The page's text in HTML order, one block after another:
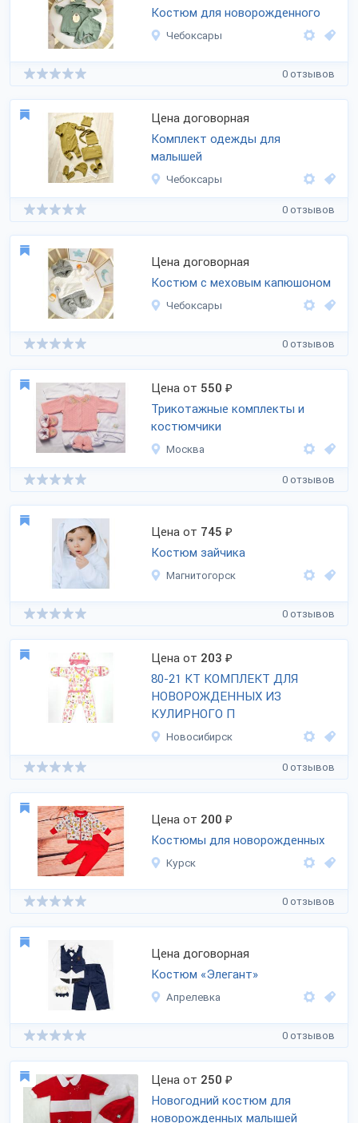
Костюм для новорожденного
Чебоксары
0 отзывов
Цена договорная
Комплект одежды для
малышей
Чебоксары
0 отзывов
Цена договорная
Костюм с меховым капюшоном
Чебоксары
0 отзывов
Цена от 550 ₽
Трикотажные комплекты и
костюмчики
Москва
0 отзывов
Цена от 745 ₽
Костюм зайчика
Магнитогорск
0 отзывов
Цена от 203 ₽
80-21 КТ КОМПЛЕКТ ДЛЯ
НОВОРОЖДЕННЫХ ИЗ
КУЛИРНОГО П
Новосибирск
0 отзывов
Цена от 200 ₽
Костюмы для новорожденных
Курск
0 отзывов
Цена договорная
Костюм «Элегант»
Апрелевка
0 отзывов
Цена от 250 ₽
Новогодний костюм для
новорожденных малышей